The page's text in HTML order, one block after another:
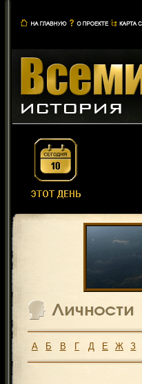
А Б В Г Д Е Ж З